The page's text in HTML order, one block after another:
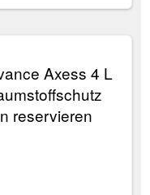
Axess 4 L
reservieren